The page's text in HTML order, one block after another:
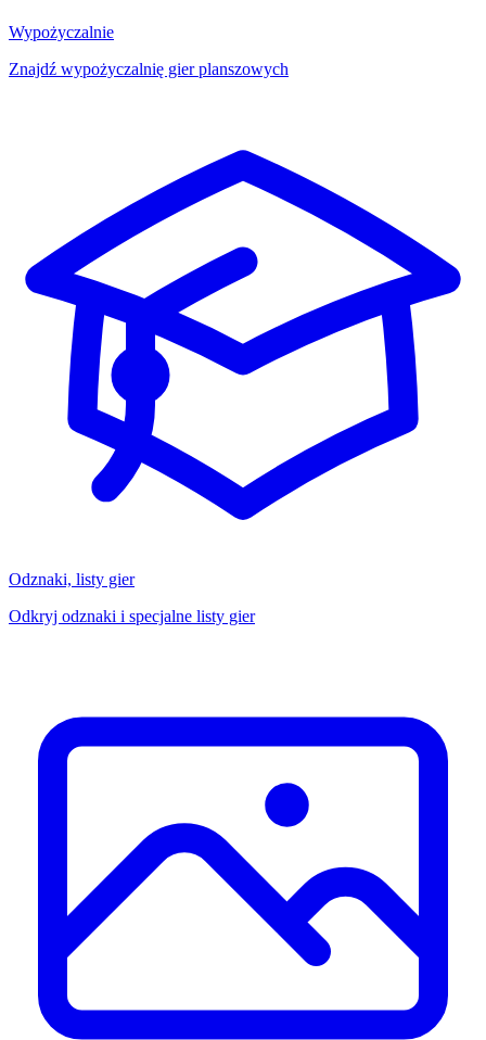
Wypożyczalnie
Znajdź wypożyczalnię gier planszowych
Odznaki, listy gier
Odkryj odznaki i specjalne listy gier